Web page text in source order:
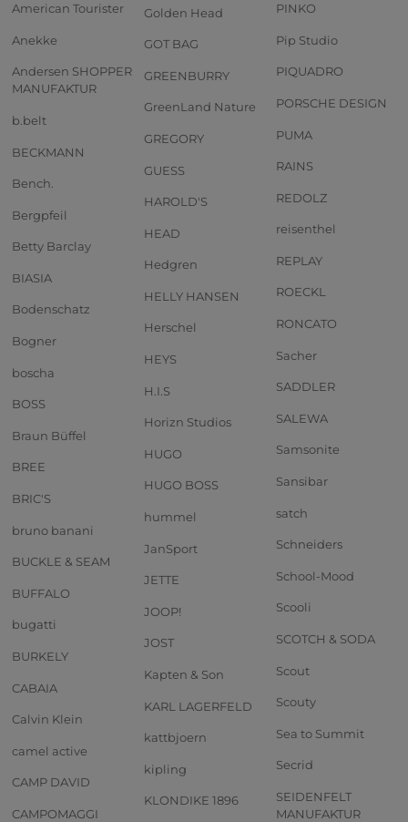
American Tourister
Anekke
Andersen SHOPPER
MANUFAKTUR
b.belt
BECKMANN
Bench.
Bergpfeil
Betty Barclay
BIASIA
Bodenschatz
Bogner
boscha
BOSS
Braun Büffel
BREE
BRIC'S
bruno banani
BUCKLE & SEAM
BUFFALO
bugatti
BURKELY
CABAIA
Calvin Klein
camel active
CAMP DAVID
CAMPOMAGGI
Golden Head
GOT BAG
GREENBURRY
GreenLand Nature
GREGORY
GUESS
HAROLD'S
HEAD
Hedgren
HELLY HANSEN
Herschel
HEYS
H.I.S
Horizn Studios
HUGO
HUGO BOSS
hummel
JanSport
JETTE
JOOP!
JOST
Kapten & Son
KARL LAGERFELD
kattbjoern
kipling
KLONDIKE 1896
PINKO
Pip Studio
PIQUADRO
PORSCHE DESIGN
PUMA
RAINS
REDOLZ
reisenthel
REPLAY
ROECKL
RONCATO
Sacher
SADDLER
SALEWA
Samsonite
Sansibar
satch
Schneiders
School-Mood
Scooli
SCOTCH & SODA
Scout
Scouty
Sea to Summit
Secrid
SEIDENFELT
MANUFAKTUR